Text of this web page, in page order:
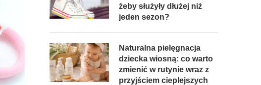
żeby służyły dłużej niż
jeden sezon?
Naturalna pielęgnacja
dziecka wiosną: co warto
zmienić w rutynie wraz z
przyjściem cieplejszych